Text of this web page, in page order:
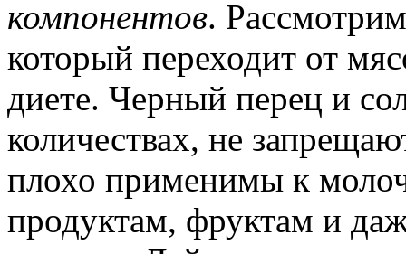
компонентов.
который переходит от
диете. Черный перец и
количествах, не
плохо применимы к
продуктам, фруктам и